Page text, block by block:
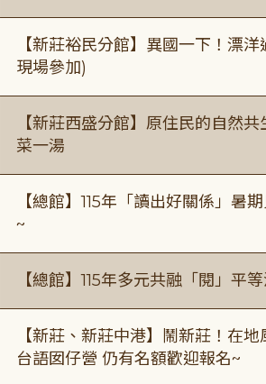
【新莊裕民分館】異國一下！漂
現場參加)
【新莊西盛分館】原住民的自然
菜一湯
【總館】115年「讀出好關係」
~
【總館】115年多元共融「閱」平
【新莊、新莊中港】鬧新莊！在
台語囡仔營 仍有名額歡迎報名~